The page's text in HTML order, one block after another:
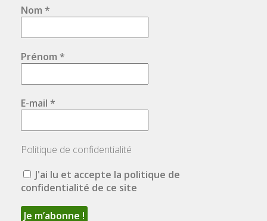
Nom *
Prénom *
E-mail *
Politique de confidentialité
J'ai lu et accepte la politique de
confidentialité de ce site